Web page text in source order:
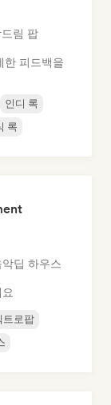
드림 팝
한 피드백을
인디 록
록
악딥 하우스
트로팝